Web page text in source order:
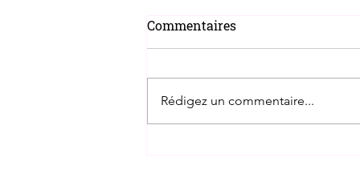
Un an déjà... Et alors ?
Commentaires
Rédigez un commentaire...